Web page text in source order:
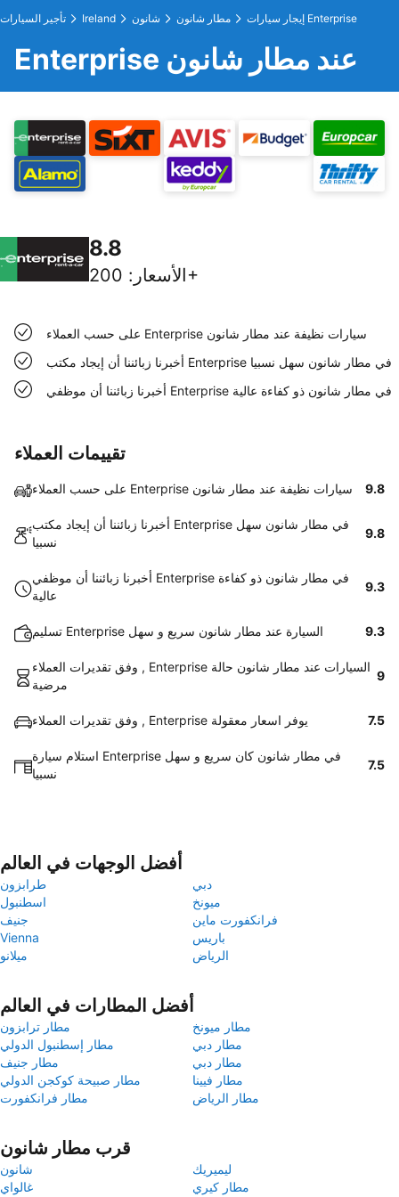
تأجير السيارات Ireland شانون مطار شانون إيجار سيارات Enterprise
Enterprise عند مطار شانون
8.8
الأسعار : 200+
على حسب العملاء Enterprise سيارات نظيفة عند مطار شانون
أخبرنا زبائننا أن إيجاد مكتب Enterprise في مطار شانون سهل نسبيا
أخبرنا زبائننا أن موظفي Enterprise في مطار شانون ذو كفاءة عالية
تقييمات العملاء
على حسب العملاء Enterprise سيارات نظيفة عند مطار شانون 9.8
أخبرنا زبائننا أن إيجاد مكتب Enterprise في مطار شانون سهل
نسبيا
9.8
أخبرنا زبائننا أن موظفي Enterprise في مطار شانون ذو كفاءة
عالية
9.3
تسليم Enterprise السيارة عند مطار شانون سريع و سهل 9.3
وفق تقديرات العملاء , Enterprise السيارات عند مطار شانون حالة
مرضية
9
وفق تقديرات العملاء , Enterprise يوفر اسعار معقولة 7.5
استلام سيارة Enterprise في مطار شانون كان سريع و سهل
نسبيا
7.5
أفضل الوجهات في العالم
طرابزون
دبي
اسطنبول
ميونخ
جنيف
فرانكفورت ماين
Vienna
باريس
ميلانو
الرياض
أفضل المطارات في العالم
مطار ترابزون
مطار ميونخ
مطار إسطنبول الدولي
مطار دبي
مطار جنيف
مطار دبي
مطار صبيحة كوكجن الدولي
مطار فيينا
مطار فرانكفورت
مطار الرياض
قرب مطار شانون
شانون
ليميريك
غالواي
مطار كيري